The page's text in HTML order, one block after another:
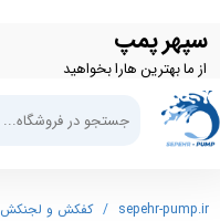
سپهر پمپ
از ما بهترین هارا بخواهید
حساب کاربری من
تغییر گذر واژه
سفارشات
خروج از حساب کاربری
sepehr-pump.ir کفکش و لجنکش